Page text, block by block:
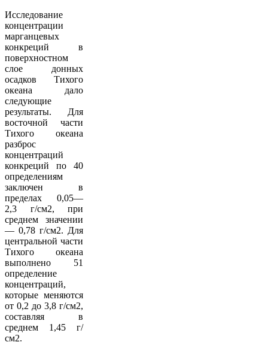
Исследование
концентрации
марганцевых
конкреций в
поверхностном
слое донных
осадков Тихого
океана дало
следующие
результаты. Для
восточной части
Тихого океана
разброс
концентраций
конкреций по 40
определениям
заключен в
пределах 0,05—
2,3 г/см2, при
среднем значении
— 0,78 г/см2. Для
центральной части
Тихого океана
выполнено 51
определение
концентраций,
которые меняются
от 0,2 до 3,8 г/см2,
составляя в
среднем 1,45 г/
см2.